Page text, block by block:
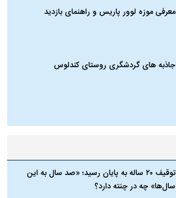
معرفی موزه لوور پاریس و راهنمای بازدید
جاذبه های گردشگری روستای کندلوس
توقیف ۲۰ ساله به پایان رسید؛ «صد سال به این
سال‌ها» چه در چنته دارد؟